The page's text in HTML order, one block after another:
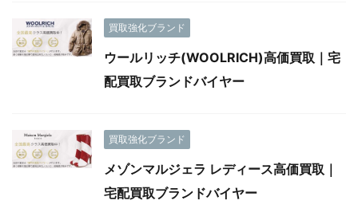
買取強化ブランド
ウールリッチ(WOOLRICH)高価買取｜宅
配買取ブランドバイヤー
買取強化ブランド
メゾンマルジェラ レディース高価買取｜
宅配買取ブランドバイヤー